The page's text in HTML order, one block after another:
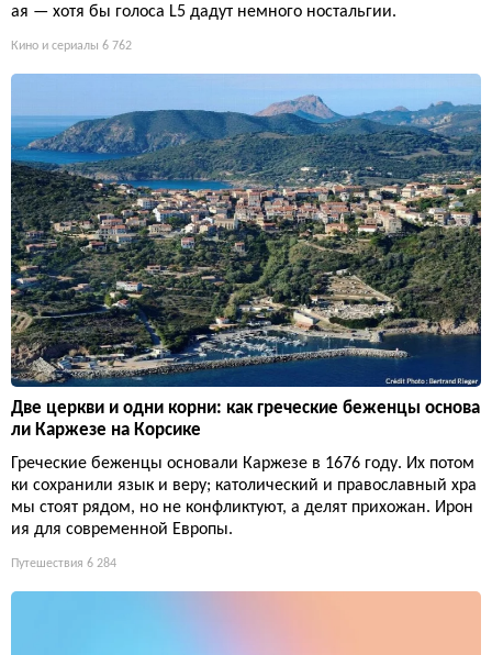
ая — хотя бы голоса L5 дадут немного ностальгии.
Кино и сериалы 6 762
Две церкви и одни корни: как греческие беженцы основа
ли Каржезе на Корсике
Греческие беженцы основали Каржезе в 1676 году. Их потом
ки сохранили язык и веру; католический и православный хра
мы стоят рядом, но не конфликтуют, а делят прихожан. Ирон
ия для современной Европы.
Путешествия 6 284